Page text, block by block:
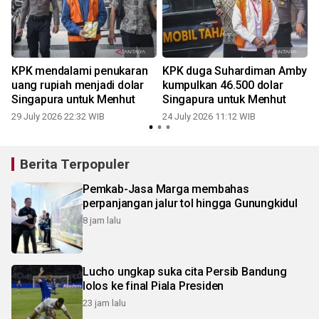
KPK mendalami penukaran
uang rupiah menjadi dolar
Singapura untuk Menhut
29 July 2026 22:32 WIB
KPK duga Suhardiman Amby
kumpulkan 46.500 dolar
Singapura untuk Menhut
24 July 2026 11:12 WIB
Berita Terpopuler
Pemkab-Jasa Marga membahas
perpanjangan jalur tol hingga Gunungkidul
8 jam lalu
Lucho ungkap suka cita Persib Bandung
lolos ke final Piala Presiden
23 jam lalu